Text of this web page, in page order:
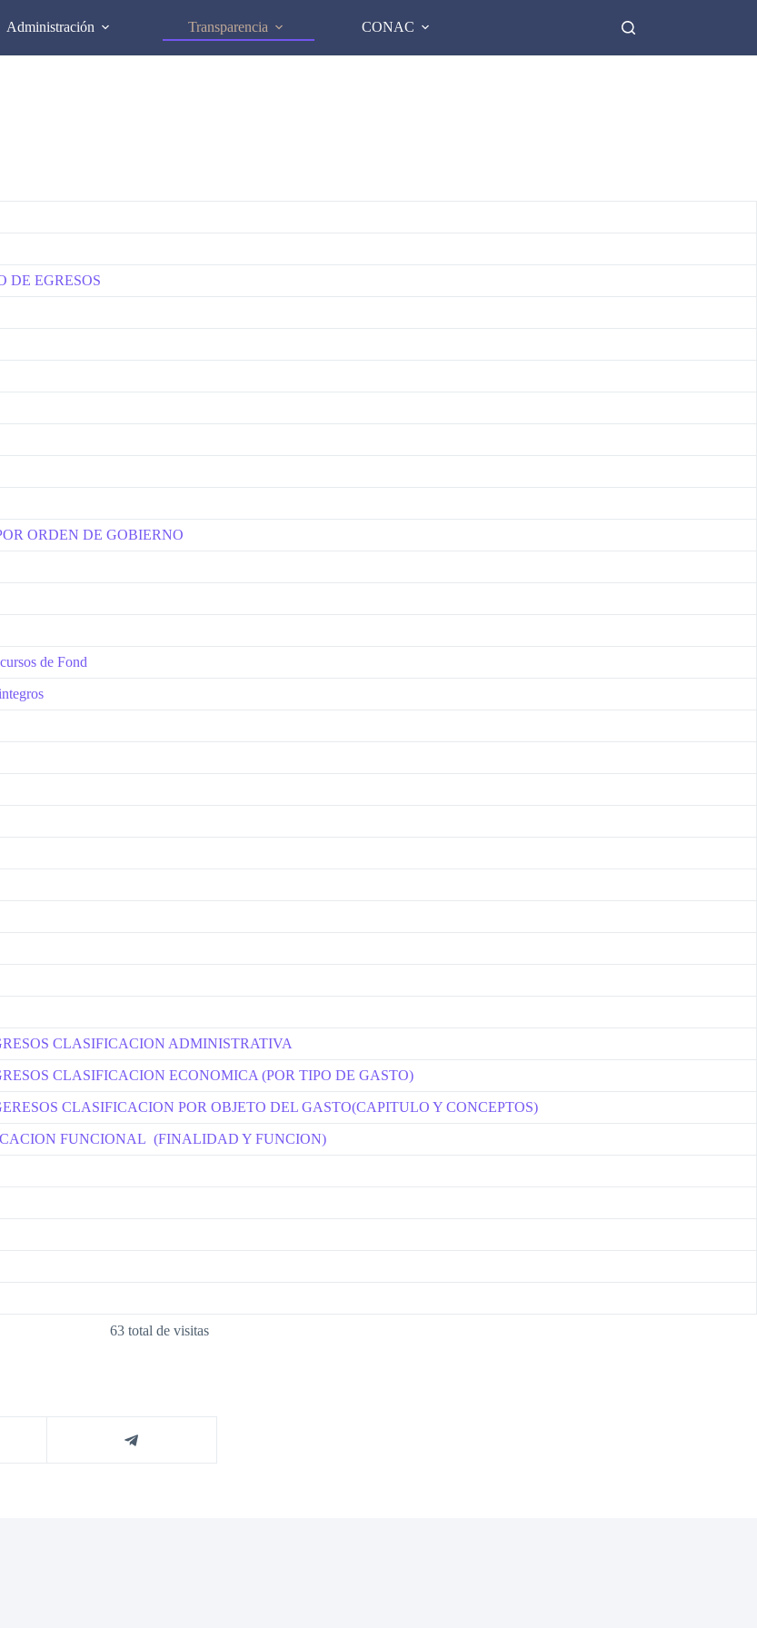
Administración Transparencia CONAC
DE EGRESOS
ORDEN DE GOBIERNO
de Fond
CLASIFICACION ADMINISTRATIVA
CLASIFICACION ECONOMICA (POR TIPO DE GASTO)
CLASIFICACION POR OBJETO DEL GASTO(CAPITULO Y CONCEPTOS)
FUNCIONAL (FINALIDAD Y FUNCION)
63 total de visitas